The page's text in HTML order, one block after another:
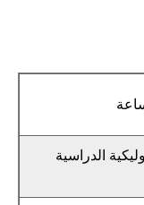
الدراسية